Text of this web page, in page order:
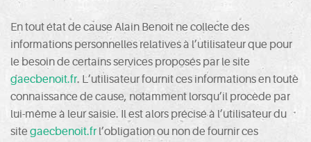
En tout état de cause Alain Benoit ne collecte des
informations personnelles relatives à l’utilisateur que pour
le besoin de certains services proposés par le site
gaecbenoit.fr. L’utilisateur fournit ces informations en toute
connaissance de cause, notamment lorsqu’il procède par
lui-même à leur saisie. Il est alors précisé à l’utilisateur du
site gaecbenoit.fr l’obligation ou non de fournir ces